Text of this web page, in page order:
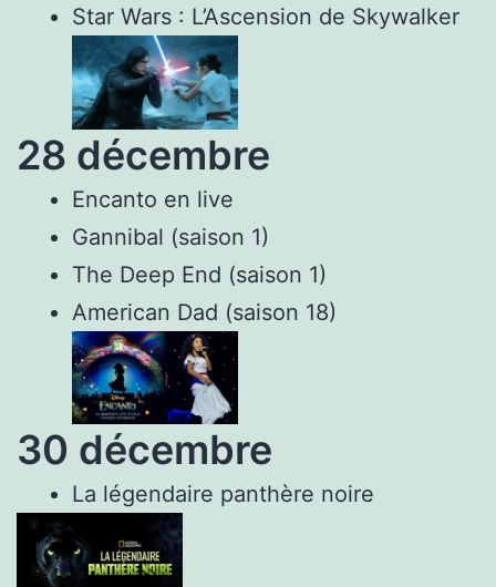
Star Wars : L’Ascension de Skywalker
28 décembre
Encanto en live
Gannibal (saison 1)
The Deep End (saison 1)
American Dad (saison 18)
30 décembre
La légendaire panthère noire